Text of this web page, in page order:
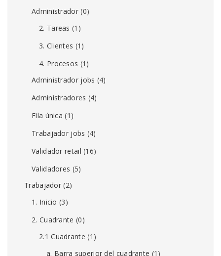
Administrador(0)
2. Tareas (1)
3. Clientes (1)
4. Procesos (1)
Administrador jobs (4)
Administradores (4)
Fila única (1)
Trabajador jobs (4)
Validador retail (16)
Validadores (5)
Trabajador (2)
1. Inicio (3)
2. Cuadrante (0)
2.1 Cuadrante (1)
a. Barra superior del cuadrante (1)